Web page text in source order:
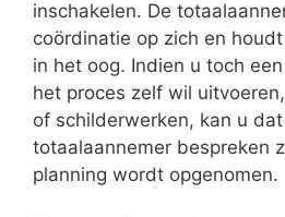
inschakelen. De
coördinatie op zich en
in het oog. Indien u toch
het proces zelf wil
of schilderwerken, kan u
totaalaannemer bespreken
planning wordt opgenomen.